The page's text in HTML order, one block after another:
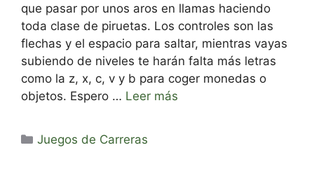
que pasar por unos aros en llamas haciendo
toda clase de piruetas. Los controles son las
flechas y el espacio para saltar, mientras vayas
subiendo de niveles te harán falta más letras
como la z, x, c, v y b para coger monedas o
objetos. Espero … Leer más
Categorías
Juegos de Carreras